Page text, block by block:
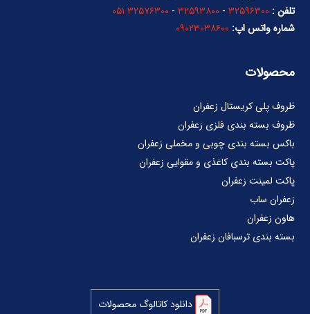
تلفن : ۳۲۵۹۶۳۰۰ - ۳۲۵۹۳۸۰۰ - ۳۲۵۷۶۳۰۰ ۰۵۱
شماره واتس اپ: ۰۹۰۲۳۰۳۸۶۰۰
محصولات
ظروف پلی کریستال زعفران
ظروف بسته بندی فلزی زعفران
باکس بسته بندی چوبی و مخملی زعفران
پاکت بسته بندی کاغذی و مقوایی زعفران
پاکت لمینت زعفران
زعفران ساب
هاون زعفران
بسته بندی ترسبافان زعفران
دانلود کاتالوگ محصولات